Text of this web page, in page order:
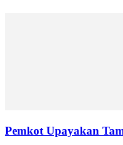
Pemkot Upayakan